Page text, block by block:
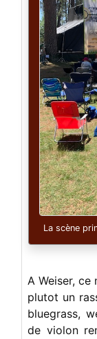
La scène
A Weiser,
plutot un
bluegrass,
de violon